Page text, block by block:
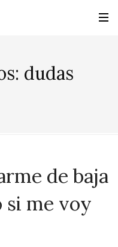
dudas
de baja
si me voy